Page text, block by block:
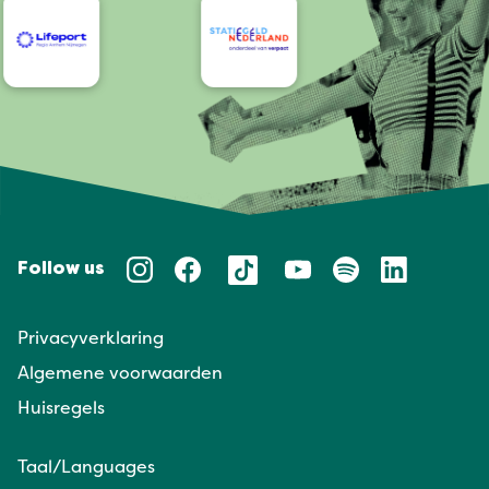
Follow us
Privacyverklaring
Algemene voorwaarden
Huisregels
Taal/Languages